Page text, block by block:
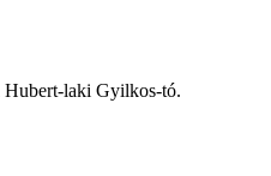
Hubert-laki Gyilkos-tó.